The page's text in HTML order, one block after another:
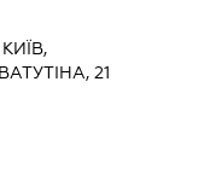
21